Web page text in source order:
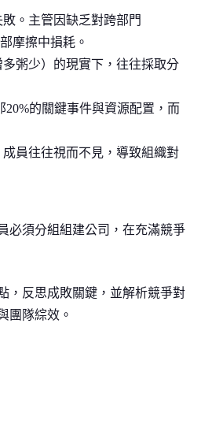
。主管因缺乏對跨部門
摩擦中損耗。
粥少）的現實下，往往採取分
的關鍵事件與資源配置，而
員往往視而不見，導致組織對
必須分組組建公司，在充滿競爭
，反思成敗關鍵，並解析競爭對
團隊綜效。